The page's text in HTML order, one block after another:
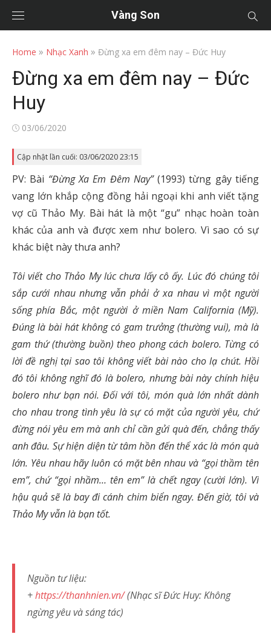
Vàng Son
Home » Nhạc Xanh » Đừng xa em đêm nay – Đức Huy
Đừng xa em đêm nay – Đức
Huy
Posted
03/06/2020
Cập nhật lần cuối: 03/06/2020 23:15
PV: Bài “Đừng Xa Em Đêm Nay”(1993) từng gây tiếng
vang lớn khắp cộng đồng hải ngoại khi anh viết tặng
vợ cũ Thảo My. Bài hát là một “gu” nhạc hoàn toàn
khác của anh và được xem như bolero. Vì sao có sự
khác biệt này thưa anh?
Tôi viết cho Thảo My lúc chưa lấy cô ấy. Lúc đó chúng tôi
sắp cưới nhau nhưng vẫn phải ở xa nhau vì một người
sống phía Bắc, một người ở miền Nam California (Mỹ).
Đúng là bài hát không có gam trưởng (thường vui), mà là
gam thứ (thường buồn) theo phong cách bolero. Từng có
lời đề nghị tại sao tôi không viết bài nào cho lạ chút. Hồi
đó tôi không nghĩ đó là bolero, nhưng bài này chính hiệu
bolero như bạn nói. Đối với tôi, món quà lớn nhất dành
cho nhau trong tình yêu là sự có mặt của người yêu, chứ
đừng nói yêu em mà anh chỉ cần gửi quà đến, chẳng thấy
anh đâu. Sự hiện diện từ tâm hồn đến thể xác là món quà
lớn. Yêu nhau hãy luôn có mặt bên nhau và “gọi thầm tên
em”, chứ “gọi nhầm… tên em” là chết ngay (cười lớn). Vì
hậu quả sẽ là bay đi cánh chim biển ngay. Đến giờ, tôi và
Thảo My vẫn là bạn tốt.
Nguồn tư liệu:
+https://thanhnien.vn/(Nhạc sĩ Đức Huy: Không
ngừng yêu và sáng tác)